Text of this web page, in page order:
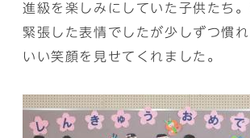
進級を楽しみにしていた子供たち
緊張した表情でしたが少しずつ慣
いい笑顔を見せてくれました。